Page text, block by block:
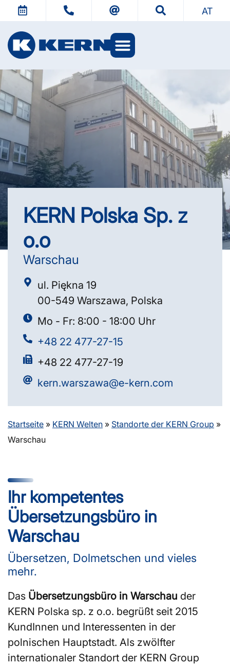
AT
KERN Polska Sp. z
o.o
Warschau
ul. Piękna 19
00-549 Warszawa, Polska
Mo - Fr: 8:00 - 18:00 Uhr
+48 22 477-27-15
+48 22 477-27-19
kern.warszawa@e-kern.com
Startseite » KERN Welten » Standorte der KERN Group »
Warschau
Ihr kompetentes
Übersetzungsbüro in
Warschau
Übersetzen, Dolmetschen und vieles
mehr.
Das Übersetzungsbüro in Warschau der
KERN Polska sp. z o.o. begrüßt seit 2015
KundInnen und Interessenten in der
polnischen Hauptstadt. Als zwölfter
internationaler Standort der KERN Group